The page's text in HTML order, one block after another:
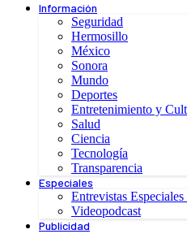
Información
Seguridad
Hermosillo
México
Sonora
Mundo
Deportes
Entretenimiento y
Salud
Ciencia
Tecnología
Transparencia
Especiales
Entrevistas
Videopodcast
Publicidad